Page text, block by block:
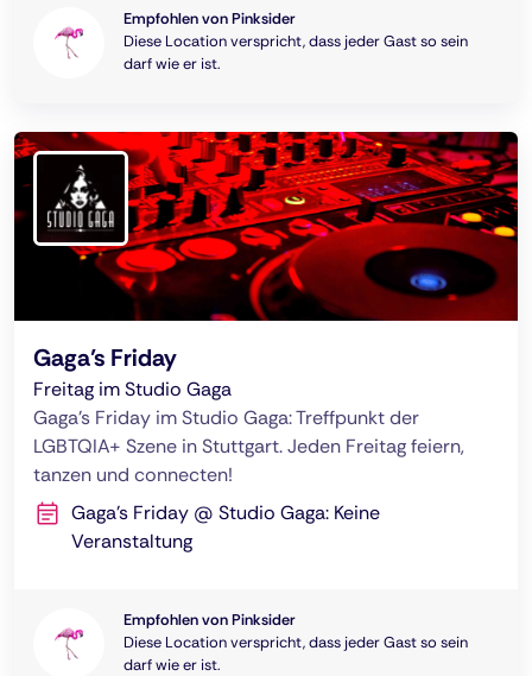
Empfohlen von Pinksider
Diese Location verspricht, dass jeder Gast so sein
darf wie er ist.
Gaga’s Friday
Freitag im Studio Gaga
Gaga’s Friday im Studio Gaga: Treffpunkt der
LGBTQIA+ Szene in Stuttgart. Jeden Freitag feiern,
tanzen und connecten!
Gaga’s Friday @ Studio Gaga: Keine
Veranstaltung
Empfohlen von Pinksider
Diese Location verspricht, dass jeder Gast so sein
darf wie er ist.